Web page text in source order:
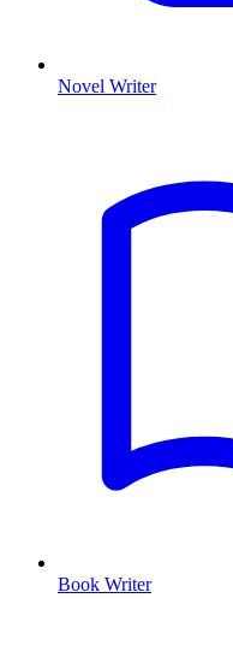
Novel Writer
Book Writer